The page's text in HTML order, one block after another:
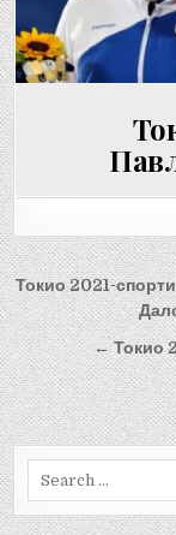
Post
Токио 2021-
← Токио